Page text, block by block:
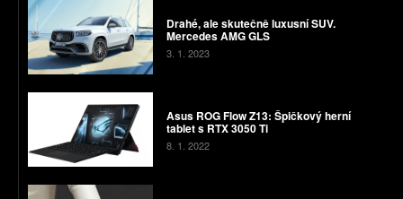
Drahé, ale skutečně luxusní SUV.
Mercedes AMG GLS
3. 1. 2023
Asus ROG Flow Z13: Špičkový herní
tablet s RTX 3050 Ti
8. 1. 2022